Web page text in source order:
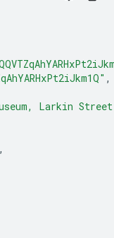
,
Larkin
,